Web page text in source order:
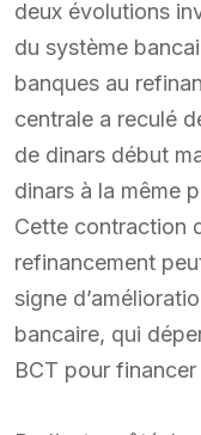
deux évolutions
du système
banques au
centrale a reculé
de dinars début
dinars à la même
Cette contraction
refinancement
signe
bancaire, qui
BCT pour